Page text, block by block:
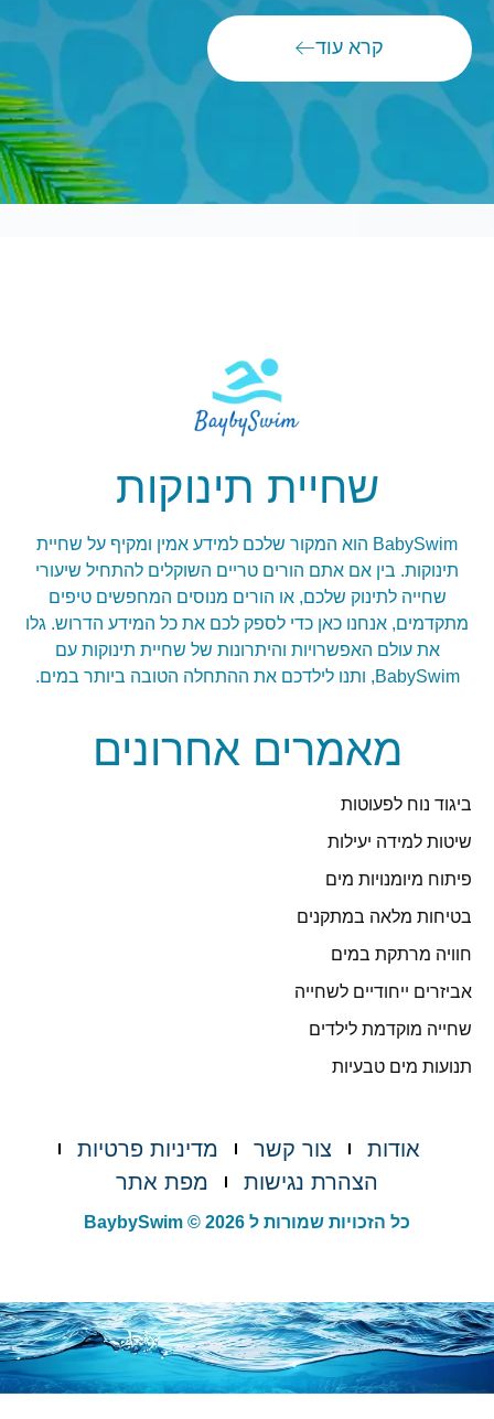
קרא עוד
שחיית תינוקות
BabySwim הוא המקור שלכם למידע אמין ומקיף על שחיית
תינוקות. בין אם אתם הורים טריים השוקלים להתחיל שיעורי
שחייה לתינוק שלכם, או הורים מנוסים המחפשים טיפים
מתקדמים, אנחנו כאן כדי לספק לכם את כל המידע הדרוש. גלו
את עולם האפשרויות והיתרונות של שחיית תינוקות עם
BabySwim, ותנו לילדכם את ההתחלה הטובה ביותר במים.
מאמרים אחרונים
ביגוד נוח לפעוטות
שיטות למידה יעילות
פיתוח מיומנויות מים
בטיחות מלאה במתקנים
חוויה מרתקת במים
אביזרים ייחודיים לשחייה
שחייה מוקדמת לילדים
תנועות מים טבעיות
אודות צור קשר
מדיניות פרטיות
הצהרת נגישות
מפת אתר
כל הזכויות שמורות ל BaybySwim © 2026